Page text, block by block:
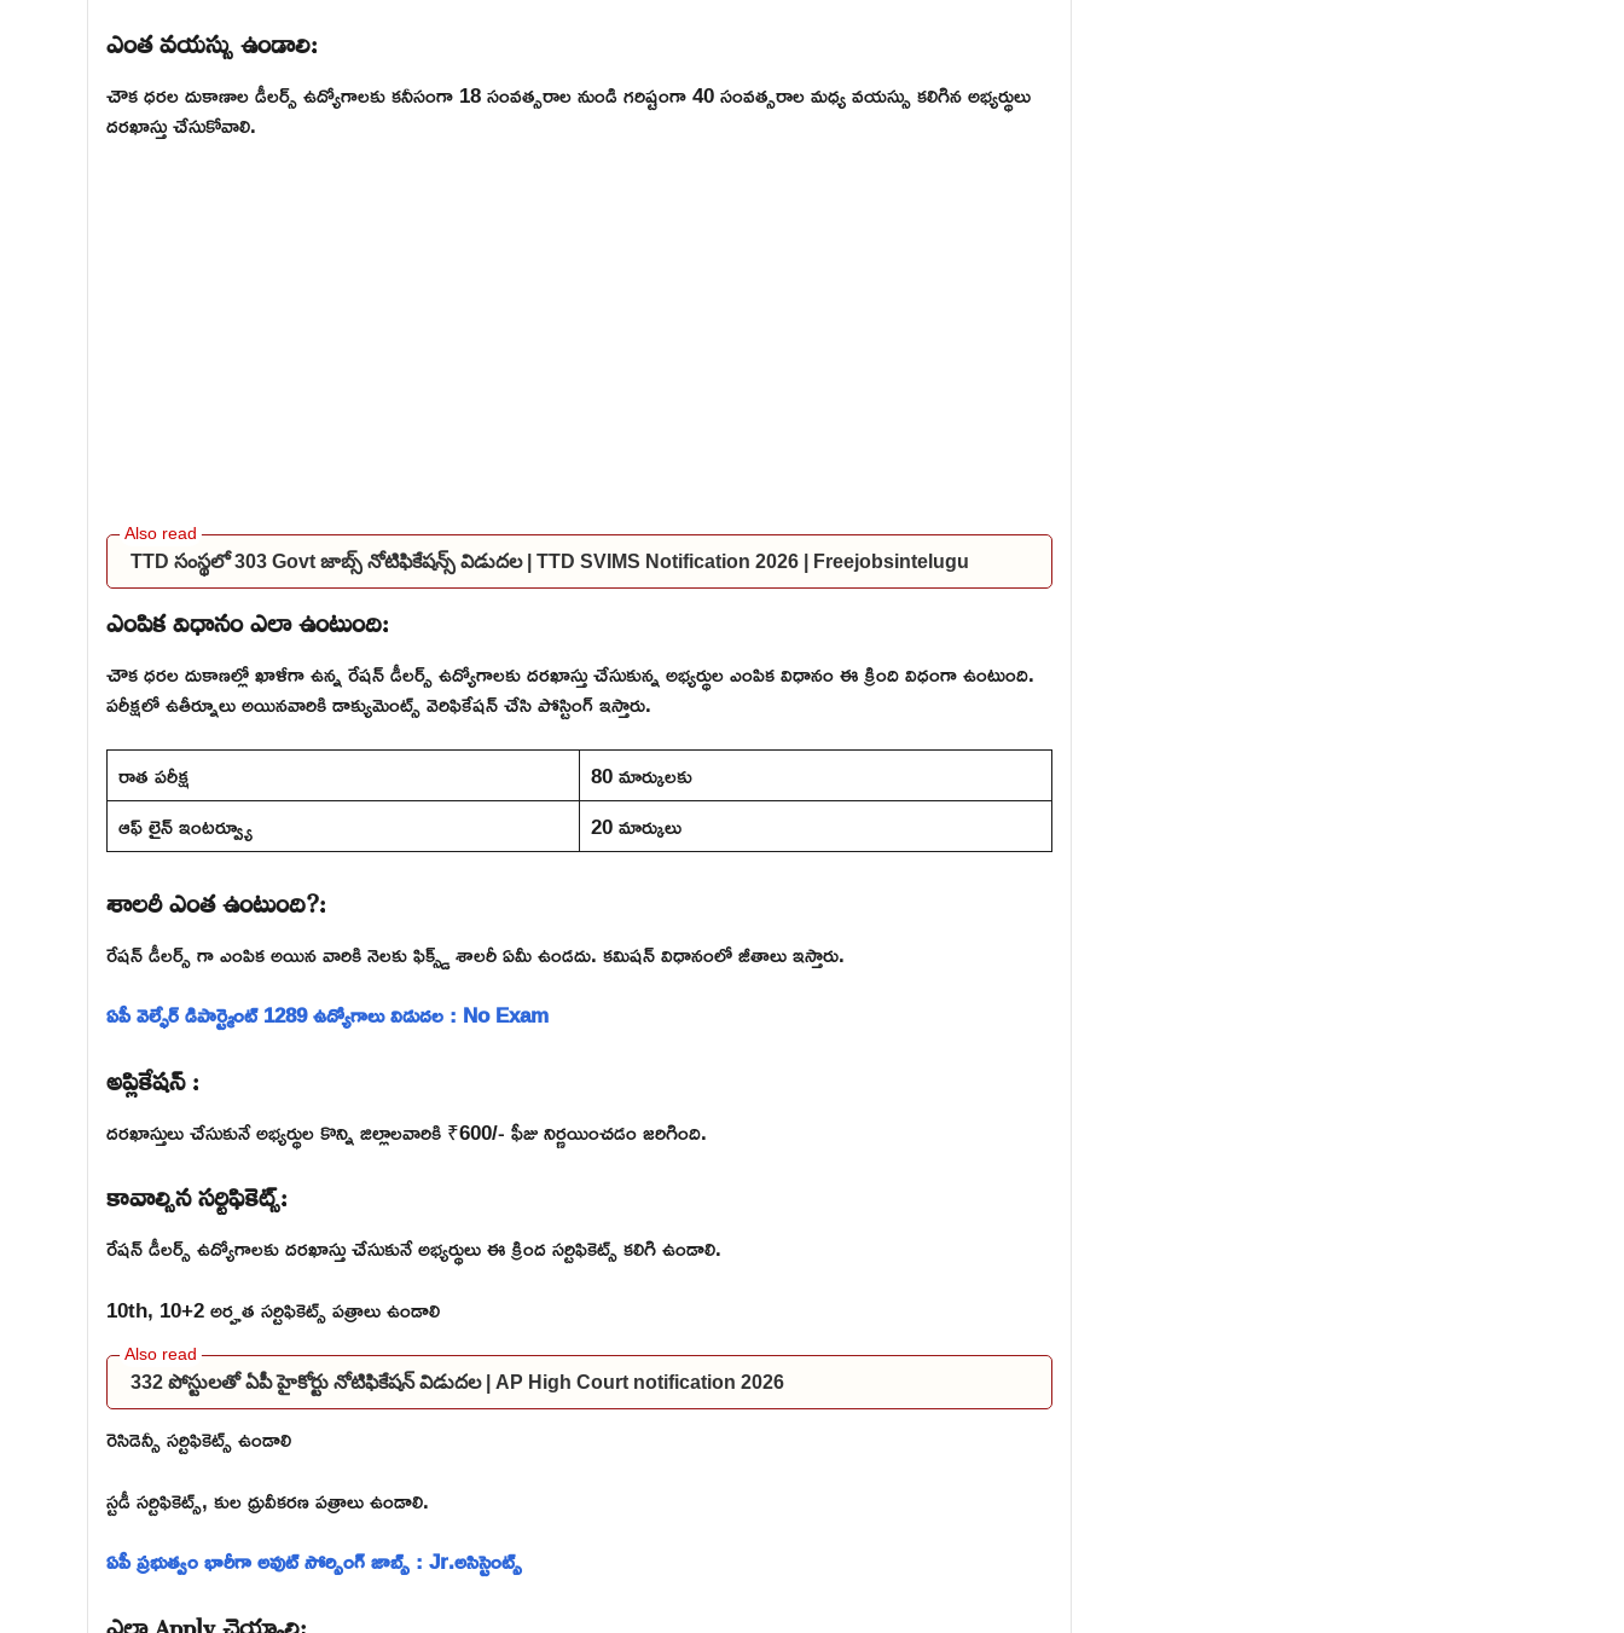
ఎంత వయస్సు ఉండాలి:
చౌక ధరల దుకాణాల డీలర్స్ ఉద్యోగాలకు కనీసంగా 18 సంవత్సరాల నుండి గరిష్టంగా 40 సంవత్సరాల మధ్య వయస్సు కలిగిన అభ్యర్థులు
దరఖాస్తు చేసుకోవాలి.
TTD సంస్థలో 303 Govt జాబ్స్ నోటిఫికేషన్స్ విడుదల | TTD SVIMS Notification 2026 | Freejobsintelugu
ఎంపిక విధానం ఎలా ఉంటుంది:
చౌక ధరల దుకాణల్లో ఖాళీగా ఉన్న రేషన్ డీలర్స్ ఉద్యోగాలకు దరఖాస్తు చేసుకున్న అభ్యర్థుల ఎంపిక విధానం ఈ క్రింది విధంగా ఉంటుంది.
పరీక్షలో ఉతీర్నూలు అయినవారికి డాక్యుమెంట్స్ వెరిఫికేషన్ చేసి పోస్టింగ్ ఇస్తారు.
రాత పరీక్ష
80 మార్కులకు
ఆఫ్ లైన్ ఇంటర్వ్యూ
20 మార్కులు
శాలరీ ఎంత ఉంటుంది?:
రేషన్ డీలర్స్ గా ఎంపిక అయిన వారికి నెలకు ఫిక్స్డ్ శాలరీ ఏమీ ఉండదు. కమిషన్ విధానంలో జీతాలు ఇస్తారు.
ఏపీ వెల్ఫేర్ డిపార్ట్మెంట్ 1289 ఉద్యోగాలు విడుదల : No Exam
అప్లికేషన్ :
దరఖాస్తులు చేసుకునే అభ్యర్థుల కొన్ని జిల్లాలవారికి ₹600/- ఫీజు నిర్ణయించడం జరిగింది.
కావాల్సిన సర్టిఫికెట్స్:
రేషన్ డీలర్స్ ఉద్యోగాలకు దరఖాస్తు చేసుకునే అభ్యర్థులు ఈ క్రింద సర్టిఫికెట్స్ కలిగి ఉండాలి.
10th, 10+2 అర్హత సర్టిఫికెట్స్ పత్రాలు ఉండాలి
332 పోస్టులతో ఏపీ హైకోర్టు నోటిఫికేషన్ విడుదల | AP High Court notification 2026
రెసిడెన్సీ సర్టిఫికెట్స్ ఉండాలి
స్టడీ సర్టిఫికెట్స్, కుల ధ్రువీకరణ పత్రాలు ఉండాలి.
ఏపీ ప్రభుత్వం భారీగా అవుట్ సోర్సింగ్ జాబ్స్ : Jr.అసిస్టెంట్స్